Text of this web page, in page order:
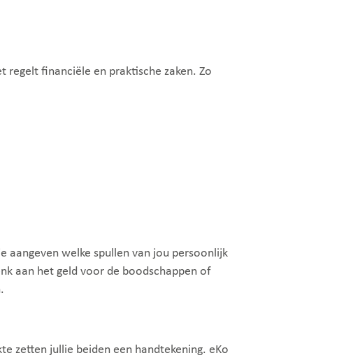
regelt financiële en praktische zaken. Zo
aangeven welke spullen van jou persoonlijk
aan het geld voor de boodschappen of
zetten jullie beiden een handtekening. eKo